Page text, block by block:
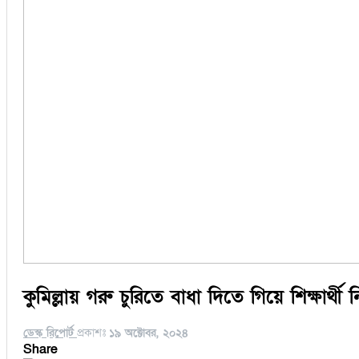
কুমিল্লায় গরু চুরিতে বাধা দিতে গিয়ে শিক্ষার্থী
ডেস্ক রিপোর্ট প্রকাশঃ ১৯ অক্টোবর, ২০২৪
Share